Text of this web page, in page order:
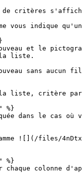
critères
vous indique
et le
liste.
sans aucun
la liste, critère
%}
dans le cas
![](/files/
%}
chaque colonne